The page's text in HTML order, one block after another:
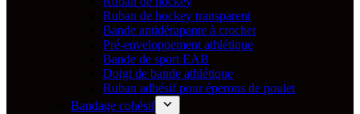
Ruban de hockey transparent
Bande antidérapante à crochet
Pré-enveloppement athlétique
Bande de sport EAB
Doigt de bande athlétique
Ruban adhésif pour éperons de poulet
Bandage cohésif